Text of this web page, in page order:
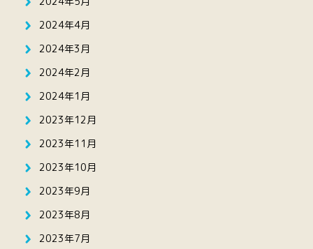
2024年4月
2024年3月
2024年2月
2024年1月
2023年12月
2023年11月
2023年10月
2023年9月
2023年8月
2023年7月